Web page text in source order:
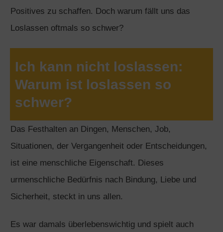
Positives zu schaffen. Doch warum fällt uns das
Loslassen oftmals so schwer?
Ich kann nicht loslassen:
Warum ist loslassen so
schwer?
Das Festhalten an Dingen, Menschen, Job,
Situationen, der Vergangenheit oder Entscheidungen,
ist eine menschliche Eigenschaft. Dieses
urmenschliche Bedürfnis nach Bindung, Liebe und
Sicherheit, steckt in uns allen.
Es war damals überlebenswichtig und spielt auch